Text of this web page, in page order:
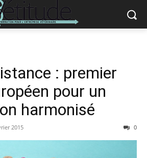
: premier
pour un
harmonisé
2015 0